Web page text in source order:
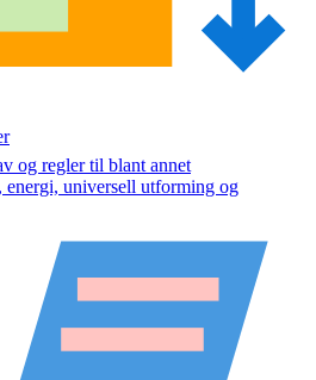
og regler til blant annet
energi, universell utforming og